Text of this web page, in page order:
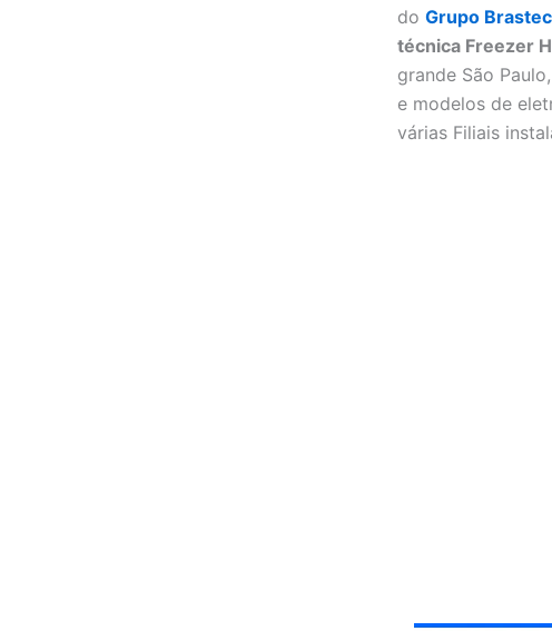
do Grupo
técnica Freezer
grande São
e modelos de
várias Filiais